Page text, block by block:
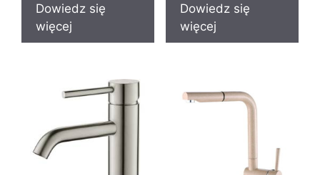
Dowiedz się
więcej
Dowiedz się
więcej